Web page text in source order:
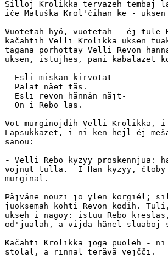
Silloj Krolikka terväzeh
iče Matuška Krol'čihan ke -
Vuotetah hyö, vuotetah - éj tule
kačahtih Velli Krolikka uksen
tagana pörhöttäy Velli Revon
uksen, istujhes, pani käbäläzet
  Esli miskan kirvotat -
  Palat näet täs.
  Esli revon hännän näjt-
  On i Rebo läs.
Vot murginojdih Velli Krolikka,
Lapsukkazet, i ni ken hejl éj
sanou:
- Velli Rebo kyzyy proskennjua:
vojnut tulla.  I Hän kyzyy,
murginal.
Päjväne nouzi jo ylen korgiél;
juoksemah kohti Revon kodih.
ukseh i nägöy: istuu Rebo
od'jualah, a vijda hänel sluaboj-
Kačahti Krolikka joga puoleh - ni
stolal, a rinnal terävä vejčči.